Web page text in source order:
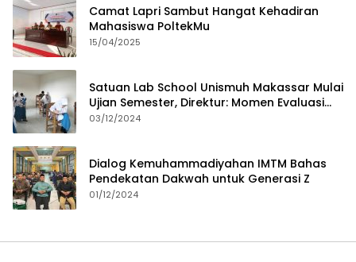
Camat Lapri Sambut Hangat Kehadiran
Mahasiswa PoltekMu
15/04/2025
Satuan Lab School Unismuh Makassar Mulai
Ujian Semester, Direktur: Momen Evaluasi
Proses Pembelajaran
03/12/2024
Dialog Kemuhammadiyahan IMTM Bahas
Pendekatan Dakwah untuk Generasi Z
01/12/2024